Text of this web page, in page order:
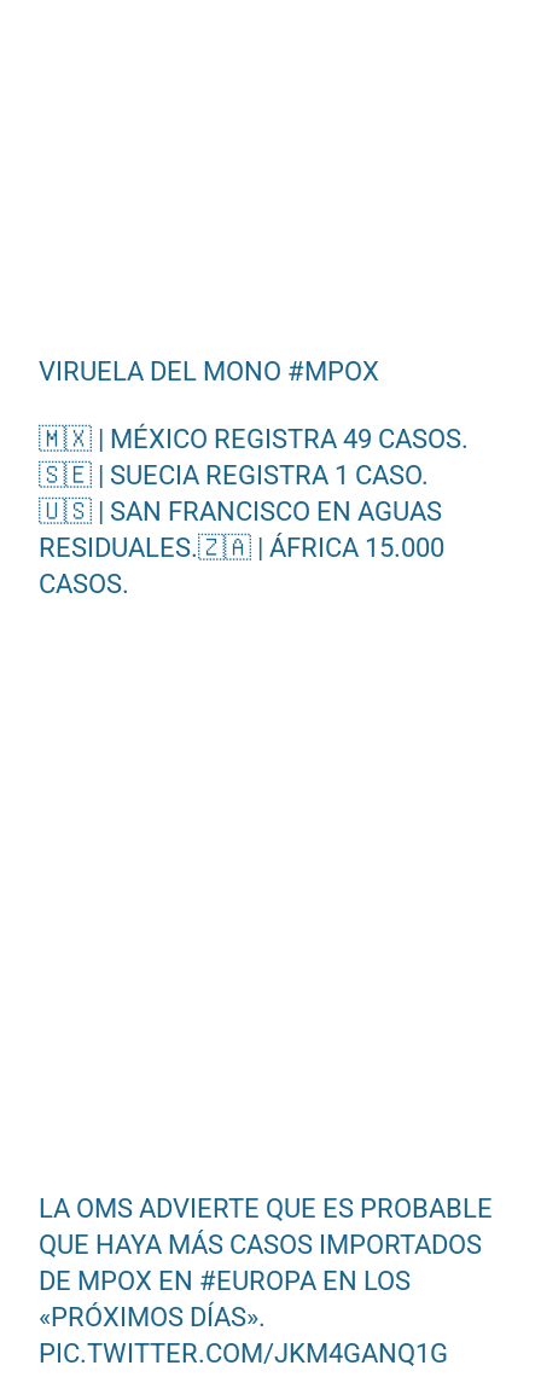
VIRUELA DEL MONO #MPOX
🇲🇽 | MÉXICO REGISTRA 49 CASOS.
🇸🇪 | SUECIA REGISTRA 1 CASO.
🇺🇸 | SAN FRANCISCO EN AGUAS
RESIDUALES.🇿🇦 | ÁFRICA 15.000
CASOS.
LA OMS ADVIERTE QUE ES PROBABLE
QUE HAYA MÁS CASOS IMPORTADOS
DE MPOX EN #EUROPA EN LOS
«PRÓXIMOS DÍAS».
PIC.TWITTER.COM/JKM4GANQ1G